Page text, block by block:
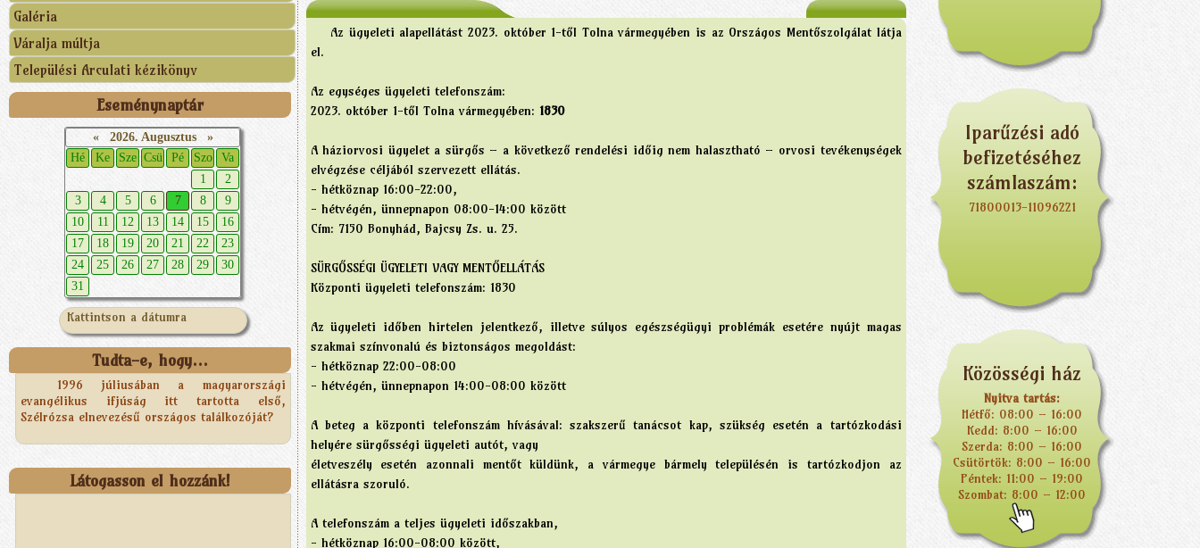
Galéria
Váralja múltja
Települési Arculati kézikönyv
Eseménynaptár
« 2026. Augusztus
»
Hé
Ke Sze Csü Pé Szo
Va
1
2
3
4 5 6 7 8
9
10
11 12 13 14 15
16
17
18 19 20 21 22
23
24
25 26 27 28 29
30
31
Kattintson a dátumra
Tudta-e, hogy...
1996 júliusában a magyarországi
evangélikus ifjúság itt tartotta első,
Szélrózsa elnevezésű országos találkozóját?
Látogasson el hozzánk!
Az ügyeleti alapellátást 2023. október 1-től Tolna vármegyében is az Országos Mentőszolgálat látja
el.
Az egységes ügyeleti telefonszám:
2023. október 1-től Tolna vármegyében: 1830
A háziorvosi ügyelet a sürgős – a következő rendelési időig nem halasztható – orvosi tevékenységek
elvégzése céljából szervezett ellátás.
- hétköznap 16:00-22:00,
- hétvégén, ünnepnapon 08:00-14:00 között
Cím: 7150 Bonyhád, Bajcsy Zs. u. 25.
SÜRGŐSSÉGI ÜGYELETI VAGY MENTŐELLÁTÁS
Központi ügyeleti telefonszám: 1830
Az ügyeleti időben hirtelen jelentkező, illetve súlyos egészségügyi problémák esetére nyújt magas
szakmai színvonalú és biztonságos megoldást:
- hétköznap 22:00-08:00
- hétvégén, ünnepnapon 14:00-08:00 között
A beteg a központi telefonszám hívásával: szakszerű tanácsot kap, szükség esetén a tartózkodási
helyére sürgősségi ügyeleti autót, vagy
életveszély esetén azonnali mentőt küldünk, a vármegye bármely településén is tartózkodjon az
ellátásra szoruló.
A telefonszám a teljes ügyeleti időszakban,
- hétköznap 16:00-08:00 között,
Iparűzési adó
befizetéséhez
számlaszám:
71800013-11096221
Közösségi ház
Nyitva tartás:
Hétfő: 08:00 – 16:00
Kedd: 8:00 – 16:00
Szerda: 8:00 – 16:00
Csütörtök: 8:00 – 16:00
Péntek: 11:00 – 19:00
Szombat: 8:00 – 12:00